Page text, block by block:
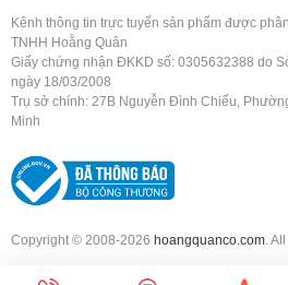
Kênh thông tin trực tuyến sản phẩm được
TNHH Hoằng Quân
Giấy chứng nhận ĐKKD số: 0305632388 do
ngày 18/03/2008
Trụ sở chính: 27B Nguyễn Đình Chiểu,
Minh
Copyright © 2008-2026 hoangquanco.com.